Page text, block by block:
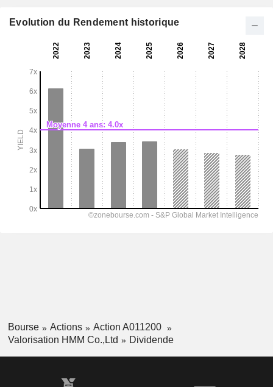
Evolution du Rendement historique
Bourse Actions
Action A011200
Valorisation HMM Co.,Ltd
Dividende